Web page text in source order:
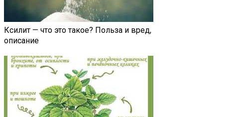
Ксилит — что это такое? Польза и вред,
описание